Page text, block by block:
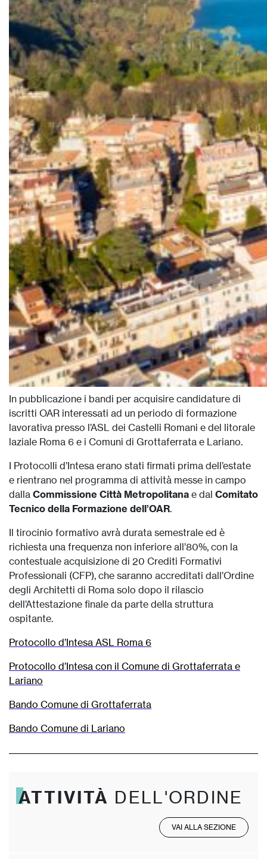
In pubblicazione i bandi per acquisire candidature di
iscritti OAR interessati ad un periodo di formazione
lavorativa presso l’ASL dei Castelli Romani e del litorale
laziale Roma 6 e i Comuni di Grottaferrata e Lariano.
I Protocolli d’Intesa erano stati firmati prima dell’estate
e rientrano nel programma di attività messe in campo
dalla Commissione Città Metropolitana e dal Comitato
Tecnico della Formazione dell’OAR.
Il tirocinio formativo avrà durata semestrale ed è
richiesta una frequenza non inferiore all’80%, con la
contestuale acquisizione di 20 Crediti Formativi
Professionali (CFP), che saranno accreditati dall’Ordine
degli Architetti di Roma solo dopo il rilascio
dell’Attestazione finale da parte della struttura
ospitante.
Protocollo d’Intesa ASL Roma 6
Protocollo d’Intesa con il Comune di Grottaferrata e
Lariano
Bando Comune di Grottaferrata
Bando Comune di Lariano
ATTIVITÀ DELL'ORDINE
VAI ALLA SEZIONE